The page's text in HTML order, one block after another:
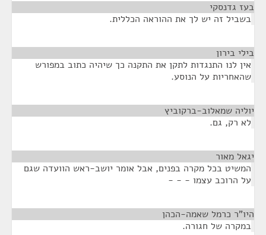
בעז גדנסקי
בשביל זה יש לך את ההוראה הכללית.
בילי בירון
אין לנו התנגדות לתקן את התקנה כך שיהיה כתוב במפורש
שהאחריות על הנוסע.
יוליה שמאלוב-ברקוביץ
לא רק, גם.
יגאל מאור
המשיט בכל מקרה בפנים, אבל אומר יושב-ראש הוועדה שגם
על הרוכב עצמו - - -
היו"ר כרמל שאמה-הכהן
במקרה של חגורה.